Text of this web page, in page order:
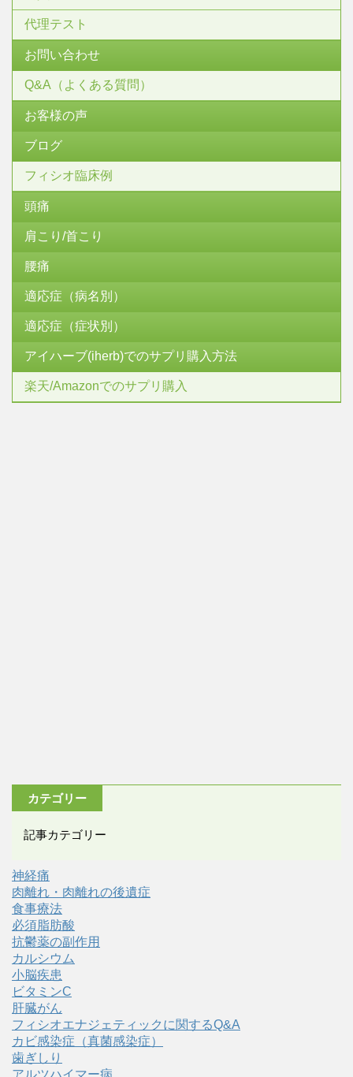
代理テスト
お問い合わせ
Q&A（よくある質問）
お客様の声
ブログ
フィシオ臨床例
頭痛
肩こり/首こり
腰痛
適応症（病名別）
適応症（症状別）
アイハーブ(iherb)でのサプリ購入方法
楽天/Amazonでのサプリ購入
カテゴリー
記事カテゴリー
神経痛
肉離れ・肉離れの後遺症
食事療法
必須脂肪酸
抗鬱薬の副作用
カルシウム
小脳疾患
ビタミンC
肝臓がん
フィシオエナジェティックに関するQ&A
カビ感染症（真菌感染症）
歯ぎしり